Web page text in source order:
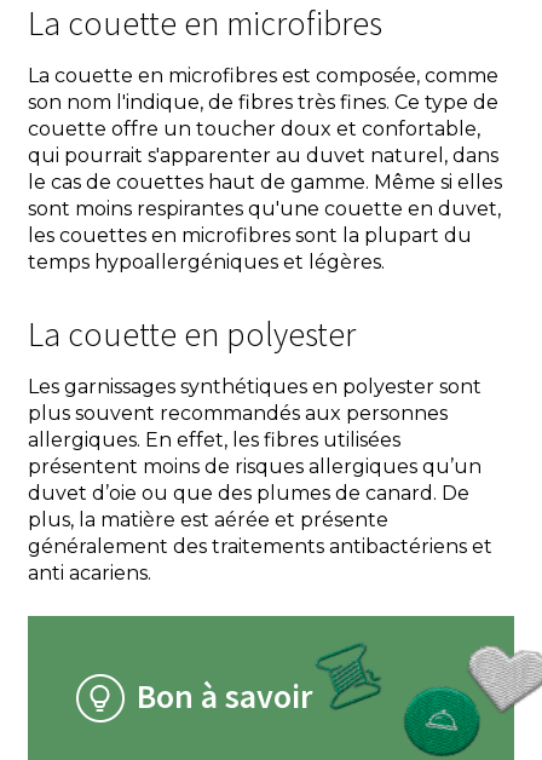
La couette en microfibres
La couette en microfibres est composée, comme
son nom l'indique, de fibres très fines. Ce type de
couette offre un toucher doux et confortable,
qui pourrait s'apparenter au duvet naturel, dans
le cas de couettes haut de gamme. Même si elles
sont moins respirantes qu'une couette en duvet,
les couettes en microfibres sont la plupart du
temps hypoallergéniques et légères.
La couette en polyester
Les garnissages synthétiques en polyester sont
plus souvent recommandés aux personnes
allergiques. En effet, les fibres utilisées
présentent moins de risques allergiques qu’un
duvet d’oie ou que des plumes de canard. De
plus, la matière est aérée et présente
généralement des traitements antibactériens et
anti acariens.
Bon à savoir